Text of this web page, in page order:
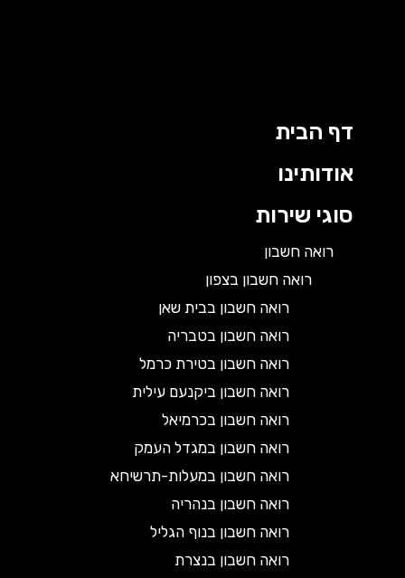
דף הבית
אודותינו
סוגי שירות
רואה חשבון
רואה חשבון בצפון
רואה חשבון בבית שאן
רואה חשבון בטבריה
רואה חשבון בטירת כרמל
רואה חשבון ביקנעם עילית
רואה חשבון בכרמיאל
רואה חשבון במגדל העמק
רואה חשבון במעלות-תרשיחא
רואה חשבון בנהריה
רואה חשבון בנוף הגליל
רואה חשבון בנצרת